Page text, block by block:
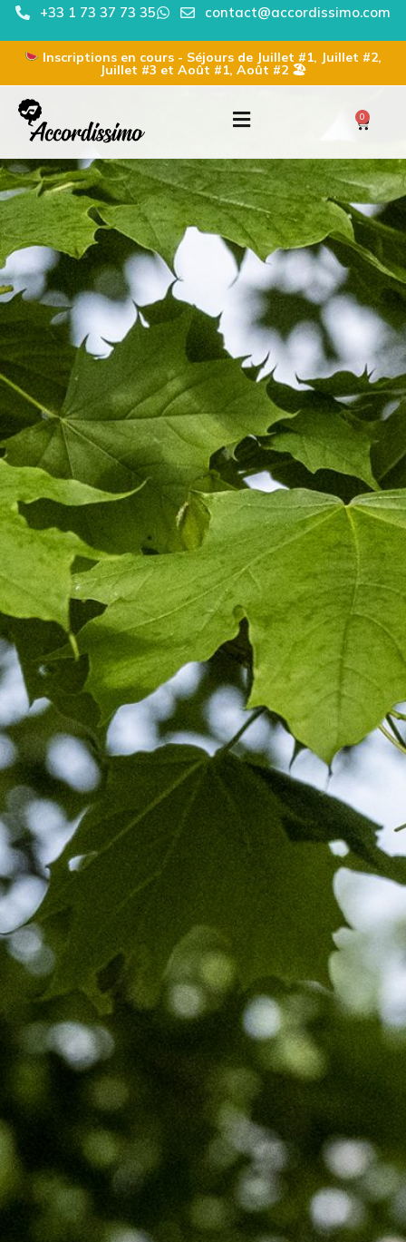
+33 1 73 37 73 35 contact@accordissimo.com
Inscriptions en cours - Séjours de Juillet #1, Juillet #2,
Juillet #3 et Août #1, Août #2 🏖
0